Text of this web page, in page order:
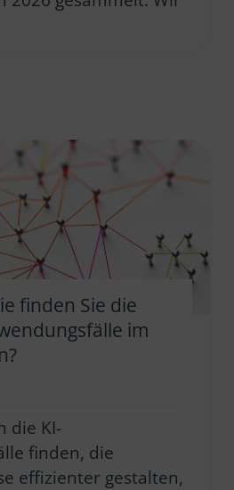
finden Sie die
im
die KI-
finden, die
effizienter gestalten,